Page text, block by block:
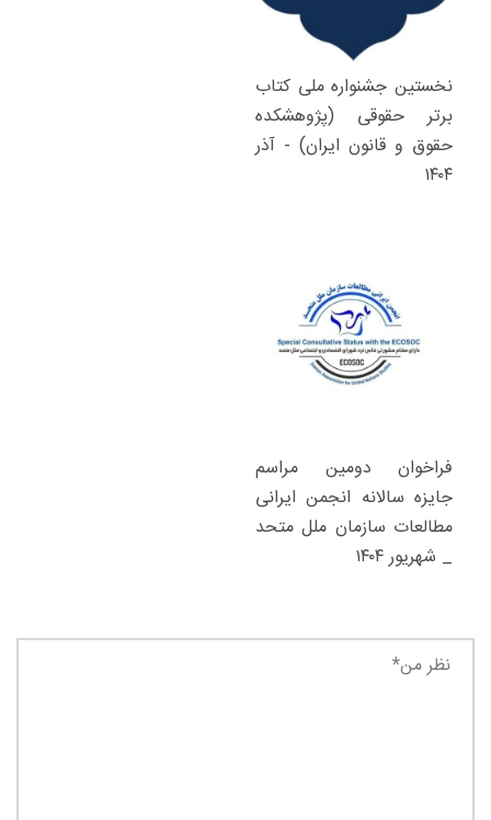
نخستین جشنواره ملی کتاب
برتر حقوقی (پژوهشکده
حقوق و قانون ایران) - آذر
۱۴۰۴
فراخوان دومین مراسم
جایزه سالانه انجمن ایرانی
مطالعات سازمان ملل متحد
_ شهریور ۱۴۰۴